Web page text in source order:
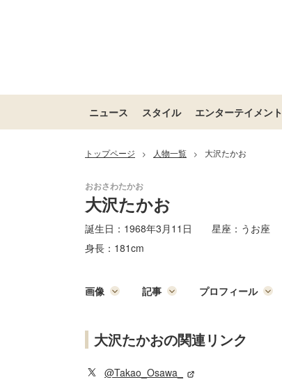
ニュース スタイル エンターテイメント
トップページ > 人物一覧 > 大沢たかお
大沢たかお
誕生日： 1968年3月11日 星座： うお座
身長： 181cm
画像 記事 プロフィール
大沢たかおの関連リンク
@Takao_Osawa_